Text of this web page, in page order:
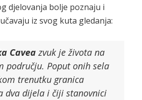
djelovanja bolje poznaju i
iz svog kuta gledanja:
Caveazvuk je života na
području. Poput onih sela
trenutku granica
dva dijela i čiji stanovnici